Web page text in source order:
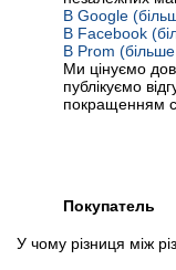
В Google
В Facebook
В Prom (більше
Ми цінуємо
публікуємо
покращенням
Покупатель
У чому різниця між